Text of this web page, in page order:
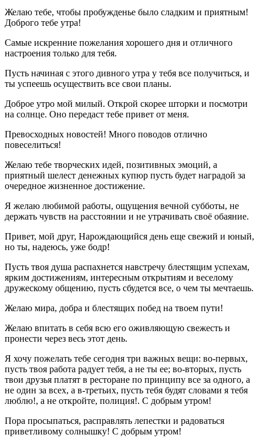
Желаю тебе, чтобы пробужденье было сладким и приятным!
Доброго тебе утра!
Самые искренние пожелания хорошего дня и отличного
настроения только для тебя.
Пусть начиная с этого дивного утра у тебя все получиться, и
ты успеешь осуществить все свои планы.
Доброе утро мой милый. Открой скорее шторки и посмотри
на солнце. Оно передаст тебе привет от меня.
Превосходных новостей! Много поводов отлично
повеселиться!
Желаю тебе творческих идей, позитивных эмоций, а
приятный шелест денежных купюр пусть будет наградой за
очередное жизненное достижение.
Я желаю любимой работы, ощущения вечной субботы, не
держать чувств на расстоянии и не утрачивать своё обаяние.
Привет, мой друг, Нарождающийся день еще свежий и юный,
но ты, надеюсь, уже бодр!
Пусть твоя душа распахнется навстречу блестящим успехам,
ярким достижениям, интересным открытиям и веселому
дружескому общению, пусть сбудется все, о чем ты мечтаешь.
Желаю мира, добра и блестящих побед на твоем пути!
Желаю впитать в себя всю его оживляющую свежесть и
пронести через весь этот день.
Я хочу пожелать тебе сегодня три важных вещи: во-первых,
пусть твоя работа радует тебя, а не ты ее; во-вторых, пусть
твои друзья платят в ресторане по принципу все за одного, а
не один за всех, а в-третьих, пусть тебя будят словами я тебя
люблю!, а не откройте, полиция!. С добрым утром!
Пора просыпаться, расправлять лепестки и радоваться
приветливому солнышку! С добрым утром!